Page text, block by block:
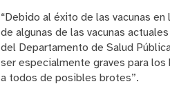
“Debido al éxito de las vacunas
de algunas de las vacunas
del Departamento de Salud
ser especialmente graves para
a todos de posibles brotes”.